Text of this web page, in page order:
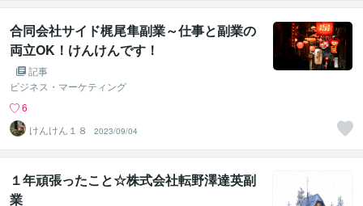
合同会社サイド梶尾隼副業～仕事と副業の
両立OK！けんけんです！
記事
ビジネス・マーケティング
6
けんけん１８
2023/09/04
１年頑張ったこと☆株式会社転野澤達英副
業